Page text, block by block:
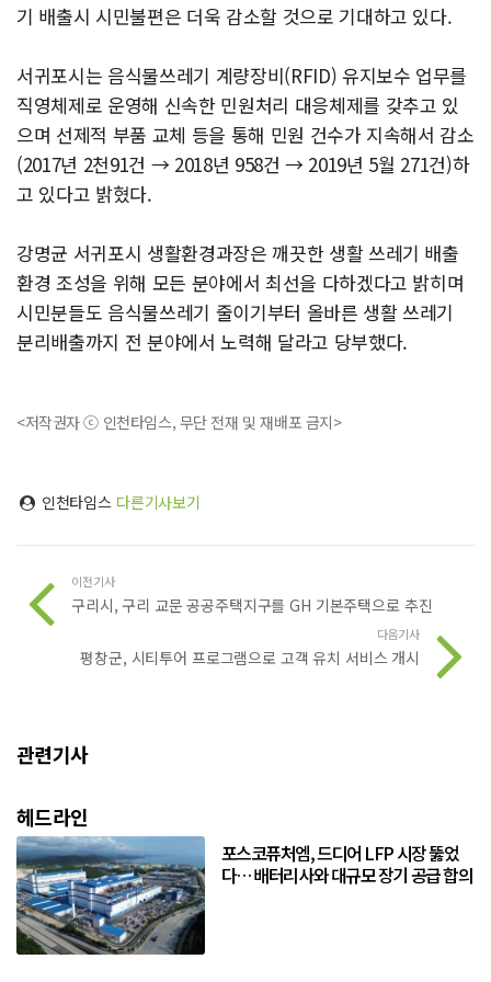
기 배출시 시민불편은 더욱 감소할 것으로 기대하고 있다.
서귀포시는 음식물쓰레기 계량장비(RFID) 유지보수 업무를
직영체제로 운영해 신속한 민원처리 대응체제를 갖추고 있
으며 선제적 부품 교체 등을 통해 민원 건수가 지속해서 감소
(2017년 2천91건 → 2018년 958건 → 2019년 5월 271건)하
고 있다고 밝혔다.
강명균 서귀포시 생활환경과장은 깨끗한 생활 쓰레기 배출
환경 조성을 위해 모든 분야에서 최선을 다하겠다고 밝히며
시민분들도 음식물쓰레기 줄이기부터 올바른 생활 쓰레기
분리배출까지 전 분야에서 노력해 달라고 당부했다.
<저작권자 ⓒ 인천타임스, 무단 전재 및 재배포 금지>
인천타임스 다른기사보기
이전기사
구리시, 구리 교문 공공주택지구를 GH 기본주택으로 추진
다음기사
평창군, 시티투어 프로그램으로 고객 유치 서비스 개시
관련기사
헤드라인
포스코퓨처엠, 드디어 LFP 시장 뚫었
다… 배터리사와 대규모 장기 공급 합의